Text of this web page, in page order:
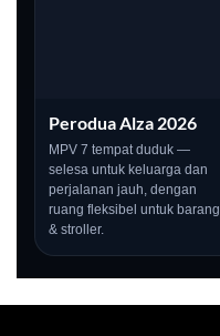
Perodua Alza 2026
MPV 7 tempat duduk —
selesa untuk keluarga dan
perjalanan jauh, dengan
ruang fleksibel untuk barang
& stroller.